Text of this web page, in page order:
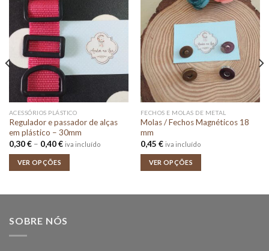
ACESSÓRIOS PLÁSTICO
Regulador e passador de alças
em plástico – 30mm
0,30€ – 0,40€Price
iva incluído
VER OPÇÕES
FECHOS E MOLAS DE METAL
Molas / Fechos Magnéticos 18
mm
0,45 € iva incluído
VER OPÇÕES
SOBRE NÓS